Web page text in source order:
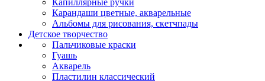
Карандаши цветные, акварельные
Альбомы для рисования, скетчпады
Детское творчество
Пальчиковые краски
Гуашь
Акварель
Пластилин классический